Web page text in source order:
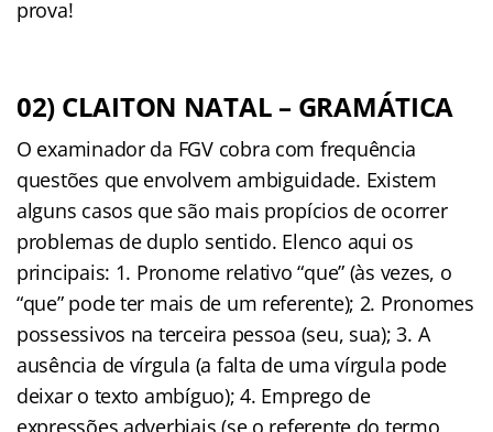
prova!
02) CLAITON NATAL – GRAMÁTICA
O examinador da FGV cobra com frequência
questões que envolvem ambiguidade. Existem
alguns casos que são mais propícios de ocorrer
problemas de duplo sentido. Elenco aqui os
principais: 1. Pronome relativo “que” (às vezes, o
“que” pode ter mais de um referente); 2. Pronomes
possessivos na terceira pessoa (seu, sua); 3. A
ausência de vírgula (a falta de uma vírgula pode
deixar o texto ambíguo); 4. Emprego de
expressões adverbiais (se o referente do termo